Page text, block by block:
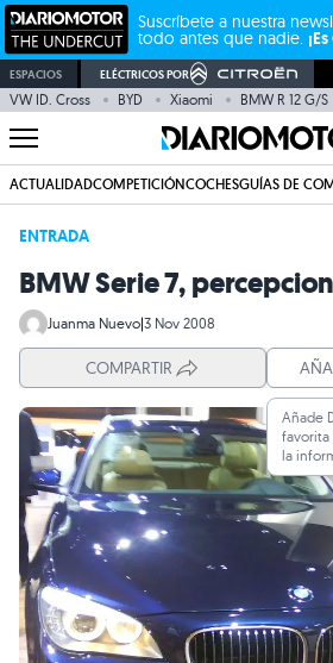
Suscríbete a nuestra
todo antes que nadie.
ESPACIOS ELÉCTRICOS POR
VW ID. Cross BYD Xiaomi BMW R 12 G/S
ACTUALIDADCOMPETICIÓNCOCHESGUÍAS DE
ENTRADA
BMW Serie 7,
Juanma Nuevo|3 Nov 2008
COMPARTIR
Añade
favorita
la